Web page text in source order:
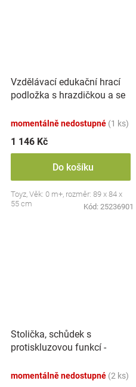
Vzdělávací edukační hrací
podložka s hrazdičkou a se
momentálně nedostupné (1 ks)
1 146 Kč
Do košíku
Toyz, Věk: 0 m+, rozměr: 89 x 84 x
55 cm
Kód: 25236901
Stolička, schůdek s
protiskluzovou funkcí -
momentálně nedostupné (2 ks)